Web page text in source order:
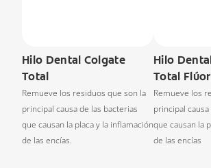
Hilo Dental Colgate
Total
Remueve los residuos que son la
principal causa de las bacterias
que causan la placa y la inflamación
de las encías.
Hilo
Total
Remueve los
principal
que causan la
de las encías